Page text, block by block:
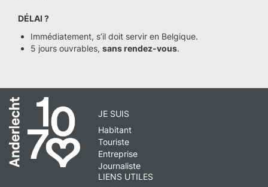
DÉLAI ?
Immédiatement, s’il doit servir en Belgique.
5 jours ouvrables, sans rendez-vous.
JE SUIS
Habitant
Touriste
Entreprise
Journaliste
LIENS UTILES